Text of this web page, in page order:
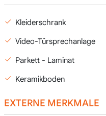
Kleiderschrank
Video-Türsprechanlage
Parkett - Laminat
Keramikboden
EXTERNE MERKMALE